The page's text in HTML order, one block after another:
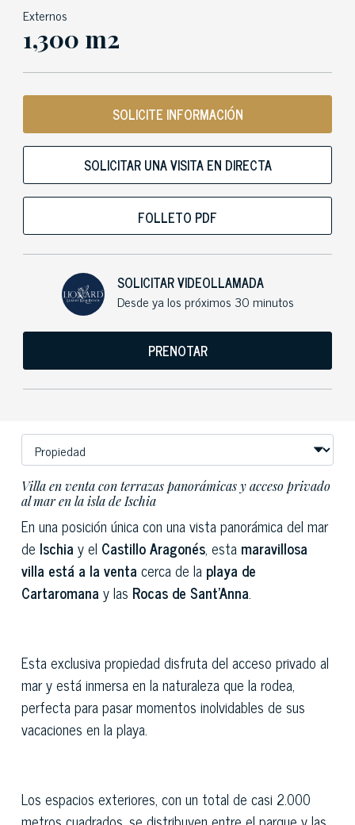
Externos
1,300 m2
SOLICITE INFORMACIÓN
SOLICITAR UNA VISITA EN DIRECTA
FOLLETO PDF
SOLICITAR VIDEOLLAMADA
Desde ya los próximos 30 minutos
PRENOTAR
Villa en venta con terrazas panorámicas y acceso privado
al mar en la isla de Ischia
En una posición única con una vista panorámica del mar
de Ischia y el Castillo Aragonés, esta maravillosa
villa está a la venta cerca de la playa de
Cartaromana y las Rocas de Sant'Anna.
Esta exclusiva propiedad disfruta del acceso privado al
mar y está inmersa en la naturaleza que la rodea,
perfecta para pasar momentos inolvidables de sus
vacaciones en la playa.
Los espacios exteriores, con un total de casi 2.000